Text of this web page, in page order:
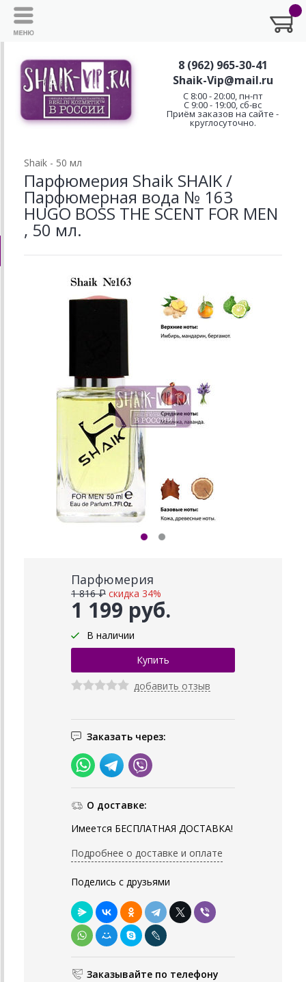
8 (962) 965-30-41
Shaik-Vip@mail.ru
C 8:00 - 20:00, пн-пт
С 9:00 - 19:00, сб-вс
Приём заказов на сайте -
круглосуточно.
Shaik - 50 мл
Парфюмерия Shaik SHAIK /
Парфюмерная вода № 163
HUGO BOSS THE SCENT FOR MEN
, 50 мл.
Парфюмерия
1 199 руб.
1 816 ₽ скидка 34%
В наличии
добавить отзыв
Заказать через:
О доставке:
Имеется БЕСПЛАТНАЯ ДОСТАВКА!
Подробнее о доставке и оплате
Поделись с друзьями
Заказывайте по телефону